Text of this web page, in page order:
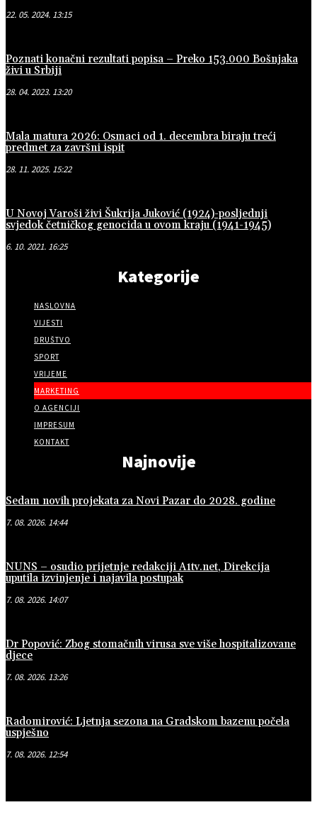
22. 05. 2024. 13:15
Poznati konačni rezultati popisa – Preko 153.000 Bošnjaka
živi u Srbiji
28. 04. 2023. 13:20
Mala matura 2026: Osmaci od 1. decembra biraju treći
predmet za završni ispit
28. 11. 2025. 15:22
U Novoj Varoši živi Šukrija Juković (1924)-posljednji
svjedok četničkog genocida u ovom kraju (1941-1945)
6. 10. 2021. 16:25
Kategorije
NASLOVNA
VIJESTI
DRUŠTVO
SPORT
VRIJEME
MARKETING
O AGENCIJI
IMPRESUM
KONTAKT
Najnovije
Sedam novih projekata za Novi Pazar do 2028. godine
7. 08. 2026. 14:44
NUNS – osudio prijetnje redakciji A1tv.net, Direkcija
uputila izvinjenje i najavila postupak
7. 08. 2026. 14:07
Dr Popović: Zbog stomačnih virusa sve više hospitalizovane
djece
7. 08. 2026. 13:26
Radomirović: Ljetnja sezona na Gradskom bazenu počela
uspješno
7. 08. 2026. 12:54